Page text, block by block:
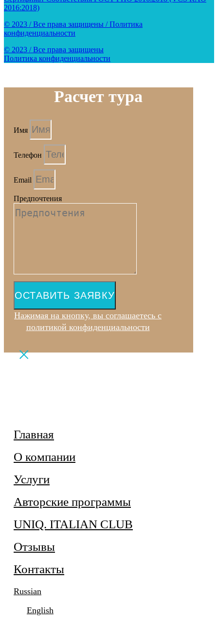
2016:2018)
© 2023 / Все права защищены / Политика
конфиденциальности
© 2023 / Все права защищены
Политика конфиденциальности
Расчет тура
Имя
Телефон
Email
Предпочтения
ОСТАВИТЬ ЗАЯВКУ
Нажимая на кнопку, вы соглашаетесь с
политикой конфиденциальности
Главная
О компании
Услуги
Авторские программы
UNIQ. ITALIAN CLUB
Отзывы
Контакты
Russian
English